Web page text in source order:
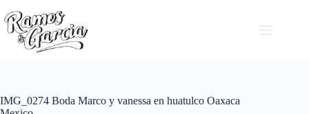
IMG_0274 Boda Marco y vanessa en huatulco Oaxaca